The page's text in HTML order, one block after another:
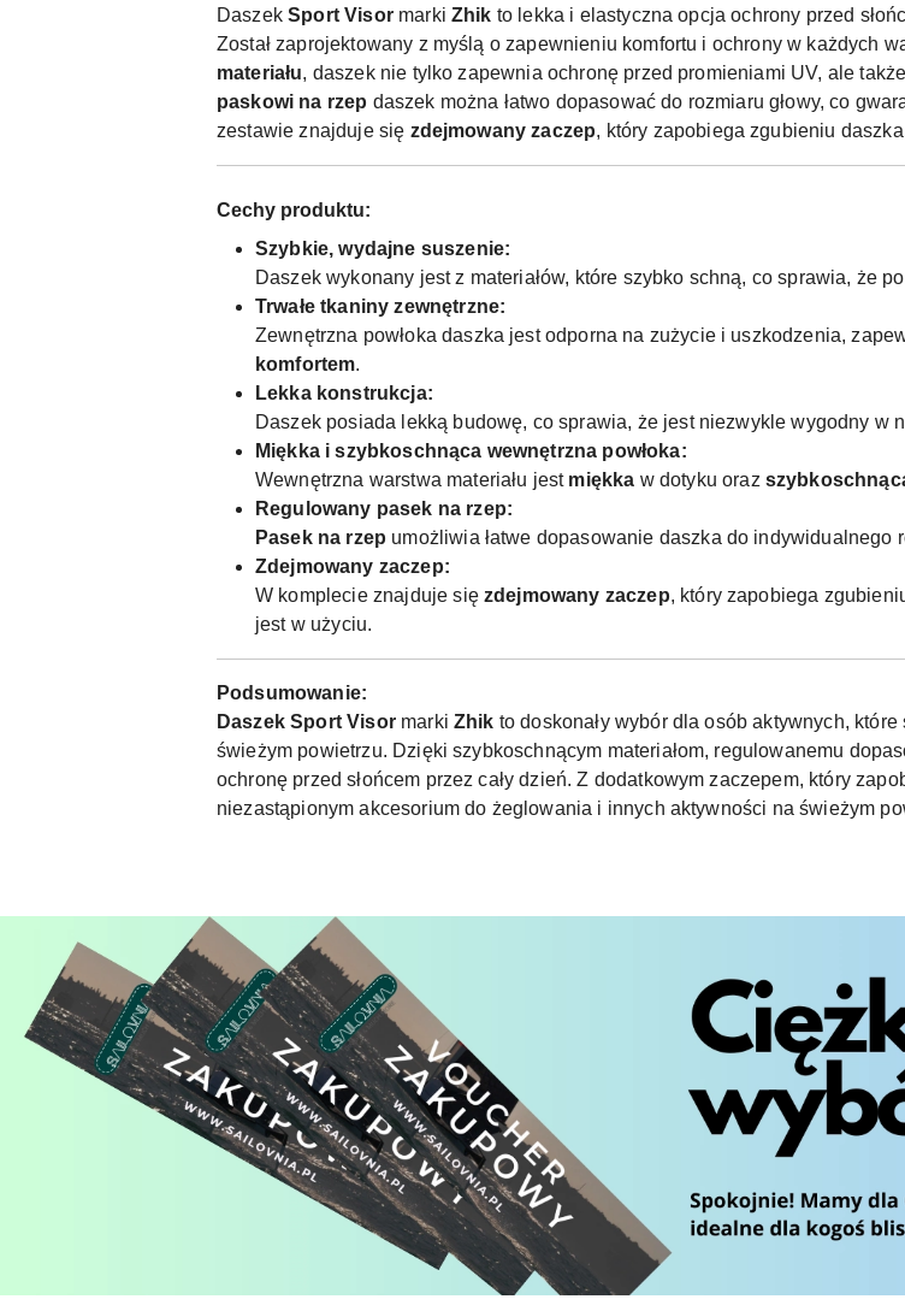
DaszekSport VisormarkiZhik to lekka i elastyczna opcja ochrony przed
Został zaprojektowany z myślą o zapewnieniu komfortu i ochrony w każdych
materiału, daszek nie tylko zapewnia ochronę przed promieniami UV, ale
paskowi na rzep daszek można łatwo dopasować do rozmiaru głowy, co
zestawie znajduje się zdejmowany zaczep, który zapobiega zgubieniu
Cechy produktu:
Szybkie, wydajne suszenie:
Daszek wykonany jest z materiałów, które szybko schną, co sprawia, że
Trwałe tkaniny zewnętrzne:
Zewnętrzna powłoka daszka jest odporna na zużycie i uszkodzenia,
komfortem.
Lekka konstrukcja:
Daszek posiada lekką budowę, co sprawia, że jest niezwykle wygodny w
Miękka i szybkoschnąca wewnętrzna powłoka:
Wewnętrzna warstwa materiału jest miękka w dotyku oraz
Regulowany pasek na rzep:
Pasek na rzep umożliwia łatwe dopasowanie daszka do indywidualnego
Zdejmowany zaczep:
W komplecie znajduje się zdejmowany zaczep, który zapobiega
jest w użyciu.
Podsumowanie:
Daszek Sport VisormarkiZhik to doskonały wybór dla osób aktywnych,
świeżym powietrzu. Dzięki szybkoschnącym materiałom, regulowanemu
ochronę przed słońcem przez cały dzień. Z dodatkowym zaczepem, który
niezastąpionym akcesorium do żeglowania i innych aktywności na świeżym